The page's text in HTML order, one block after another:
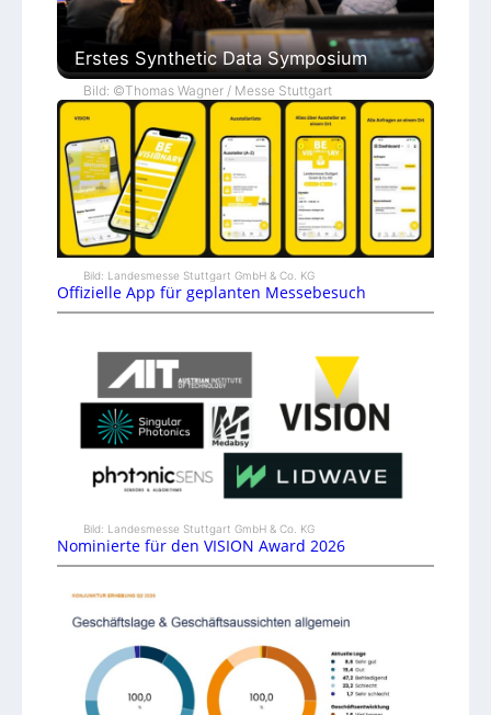
Erstes Synthetic Data Symposium
Bild: ©Thomas Wagner / Messe Stuttgart
Bild: Landesmesse Stuttgart GmbH & Co. KG
Offizielle App für geplanten Messebesuch
Bild: Landesmesse Stuttgart GmbH & Co. KG
Nominierte für den VISION Award 2026